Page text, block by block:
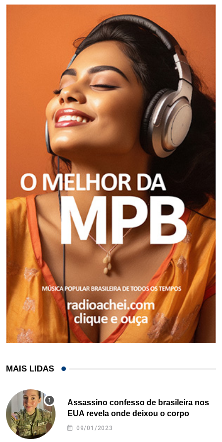
MAIS LIDAS
Assassino confesso de brasileira nos
EUA revela onde deixou o corpo
09/01/2023